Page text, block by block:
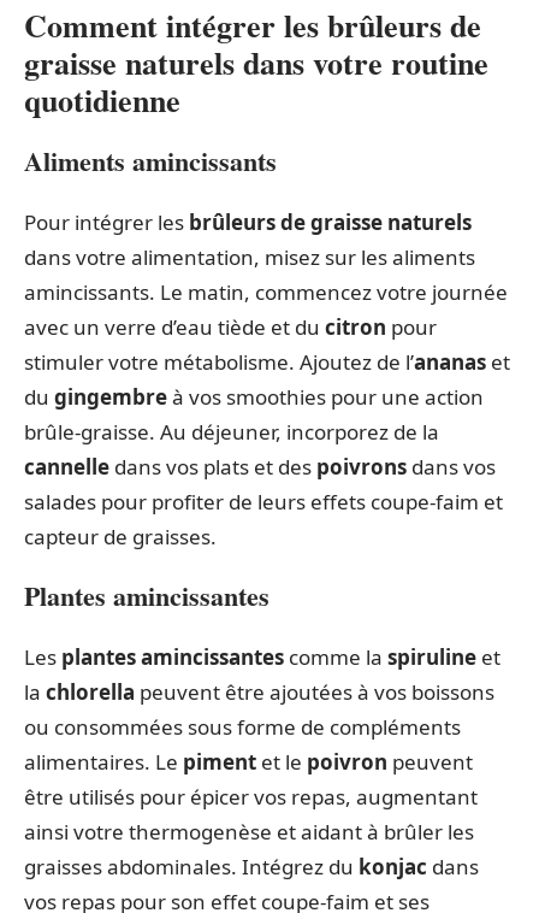
Comment intégrer les brûleurs de
graisse naturels dans votre routine
quotidienne
Aliments amincissants
Pour intégrer les brûleurs de graisse naturels
dans votre alimentation, misez sur les aliments
amincissants. Le matin, commencez votre journée
avec un verre d’eau tiède et du citron pour
stimuler votre métabolisme. Ajoutez de l’ananas et
du gingembreà vos smoothies pour une action
brûle-graisse. Au déjeuner, incorporez de la
cannelle dans vos plats et des poivrons dans vos
salades pour profiter de leurs effets coupe-faim et
capteur de graisses.
Plantes amincissantes
Les plantes amincissantes comme la spiruline et
la chlorella peuvent être ajoutées à vos boissons
ou consommées sous forme de compléments
alimentaires. Le piment et le poivron peuvent
être utilisés pour épicer vos repas, augmentant
ainsi votre thermogenèse et aidant à brûler les
graisses abdominales. Intégrez du konjac dans
vos repas pour son effet coupe-faim et ses